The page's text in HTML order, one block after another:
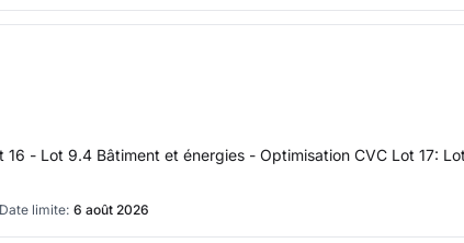
- Lot 9.4 Bâtiment et énergies - Optimisation CVC Lot 17:
Date limite: 6 août 2026